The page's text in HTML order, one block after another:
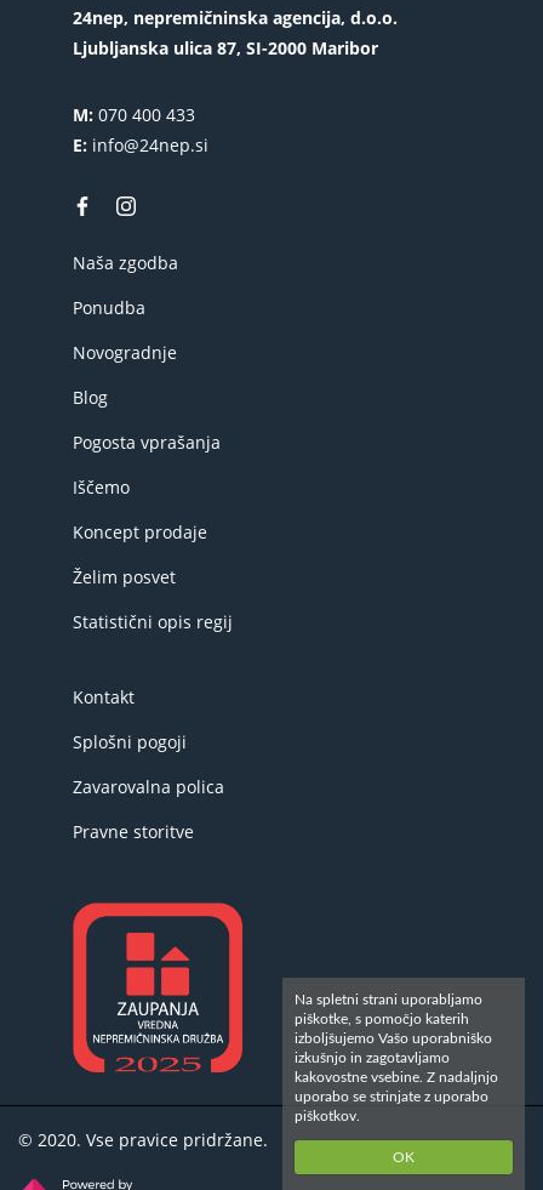
24nep, nepremičninska agencija, d.o.o.
Ljubljanska ulica 87, SI-2000 Maribor
M: 070 400 433
E: info@24nep.si
Naša zgodba
Ponudba
Novogradnje
Blog
Pogosta vprašanja
Iščemo
Koncept prodaje
Želim posvet
Statistični opis regij
Kontakt
Splošni pogoji
Zavarovalna polica
Pravne storitve
© 2020. Vse pravice pridržane.
Na spletni strani uporabljamo
piškotke, s pomočjo katerih
izboljšujemo Vašo uporabniško
izkušnjo in zagotavljamo
kakovostne vsebine. Z nadaljnjo
uporabo se strinjate z uporabo
piškotkov.
OK